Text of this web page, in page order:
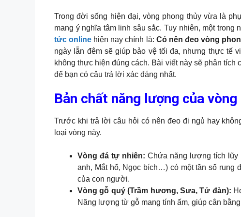
Trong đời sống hiện đại, vòng phong thủy vừa là
mang ý nghĩa tâm linh sâu sắc. Tuy nhiên, một trong
tức online hiện nay chính là: Có nên đeo vòng
ngày lẫn đêm sẽ giúp bảo vệ tối đa, nhưng thực tế
không thực hiện đúng cách. Bài viết này sẽ phân
để bạn có câu trả lời xác đáng nhất.
Bản chất năng lượng của
Trước khi trả lời câu hỏi có nên đeo đi ngủ hay
loại vòng này.
Vòng đá tự nhiên: Chứa năng lượng tích lũy
anh, Mắt hổ, Ngọc bích…) có một tần số rung
của con người.
Vòng gỗ quý (Trầm hương, Sưa, Tử đàn):
Năng lượng từ gỗ mang tính ấm, giúp cân